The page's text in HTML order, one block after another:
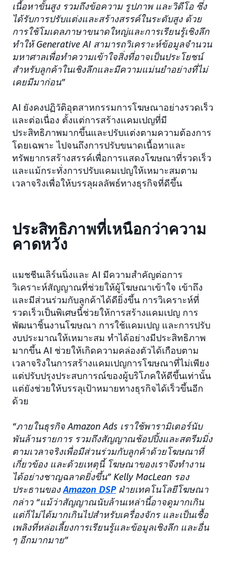
เนื้อหาขั้นสูง รวมถึงข้อความ รูปภาพ และวิดีโอ ซึ่ง
ได้รับการปรับแต่งและสร้างสรรค์ในระดับสูง ด้วย
การใช้โมเดลภาษาขนาดใหญ่และการเรียนรู้เชิงลึก
ทำให้ Generative AI สามารถวิเคราะห์ข้อมูลจำนวน
มหาศาลเพื่อทำความเข้าใจสิ่งที่อาจเป็นประโยชน์
สำหรับลูกค้าในเชิงลึกและมีความแม่นยำอย่างที่ไม่
เคยมีมาก่อน”
AI ยังคงปฏิวัติอุตสาหกรรมการโฆษณาอย่างรวดเร็ว
และต่อเนื่อง ตั้งแต่การสร้างแคมเปญที่มี
ประสิทธิภาพมากขึ้นและปรับแต่งตามความต้องการ
โดยเฉพาะ ไปจนถึงการปรับขนาดเนื้อหาและ
ทรัพยากรสร้างสรรค์เพื่อการแสดงโฆษณาที่รวดเร็ว
และแม้กระทั่งการปรับแคมเปญให้เหมาะสมตาม
เวลาจริงเพื่อให้บรรลุผลลัพธ์ทางธุรกิจที่ดีขึ้น
ประสิทธิภาพที่เหนือกว่าความ
คาดหวัง
แมชชีนเลิร์นนิ่งและ AI มีความสำคัญต่อการ
วิเคราะห์สัญญาณที่ช่วยให้ผู้โฆษณาเข้าใจ เข้าถึง
และมีส่วนร่วมกับลูกค้าได้ดียิ่งขึ้น การวิเคราะห์ที่
รวดเร็วเป็นพิเศษนี้ช่วยให้การสร้างแคมเปญ การ
พัฒนาชิ้นงานโฆษณา การใช้แคมเปญ และการปรับ
งบประมาณให้เหมาะสม ทำได้อย่างมีประสิทธิภาพ
มากขึ้น AI ช่วยให้เกิดความคล่องตัวได้เกือบตาม
เวลาจริงในการสร้างแคมเปญการโฆษณาที่ไม่เพียง
แต่ปรับปรุงประสบการณ์ของผู้บริโภคให้ดีขึ้นเท่านั้น
แต่ยังช่วยให้บรรลุเป้าหมายทางธุรกิจได้เร็วขึ้นอีก
ด้วย
“ภายในธุรกิจ Amazon Ads เราใช้พารามิเตอร์นับ
พันล้านรายการ รวมถึงสัญญาณช้อปปิ้งและสตรีมมิ่ง
ตามเวลาจริงเพื่อมีส่วนร่วมกับลูกค้าด้วยโฆษณาที่
เกี่ยวข้อง และด้วยเหตุนี้ โฆษณาของเราจึงทำงาน
ได้อย่างชาญฉลาดยิ่งขึ้น” Kelly MacLean รอง
ประธานของAmazon DSPฝ่ายเทคโนโลยีโฆษณา
กล่าว “แม้ว่าสัญญาณนับล้านเหล่านี้อาจดูมากเกิน
แต่ก็ไม่ได้มากเกินไปสำหรับเครื่องจักร และเป็นเชื้อ
เพลิงที่หล่อเลี้ยงการเรียนรู้และข้อมูลเชิงลึก และอื่น
ๆ อีกมากมาย”